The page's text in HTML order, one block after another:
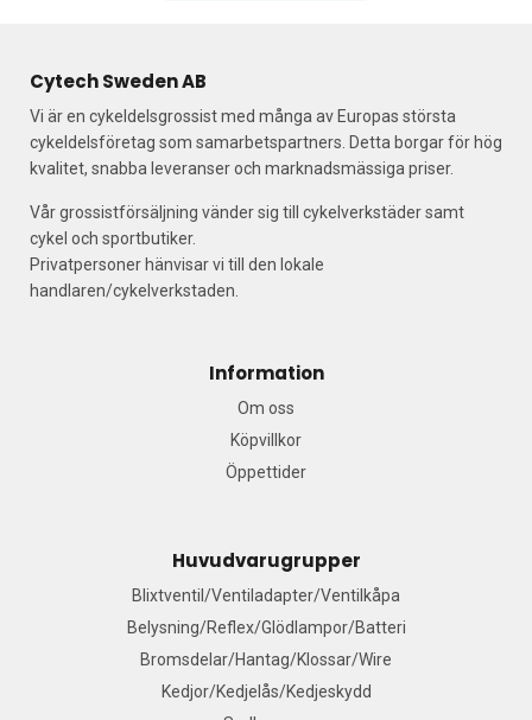
Cytech Sweden AB
Vi är en cykeldelsgrossist med många av Europas största
cykeldelsföretag som samarbetspartners. Detta borgar för hög
kvalitet, snabba leveranser och marknadsmässiga priser.
Vår grossistförsäljning vänder sig till cykelverkstäder samt
cykel och sportbutiker.
Privatpersoner hänvisar vi till den lokale
handlaren/cykelverkstaden.
Information
Om oss
Köpvillkor
Öppettider
Huvudvarugrupper
Blixtventil/Ventiladapter/Ventilkåpa
Belysning/Reflex/Glödlampor/Batteri
Bromsdelar/Hantag/Klossar/Wire
Kedjor/Kedjelås/Kedjeskydd